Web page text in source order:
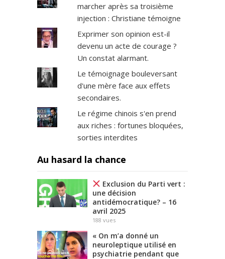
marcher après sa troisième
injection : Christiane témoigne
Exprimer son opinion est-il
devenu un acte de courage ?
Un constat alarmant.
Le témoignage bouleversant
d'une mère face aux effets
secondaires.
Le régime chinois s'en prend
aux riches : fortunes bloquées,
sorties interdites
Au hasard la chance
Exclusion du Parti vert :
une décision
antidémocratique? – 16
avril 2025
188 vues
« On m’a donné un
neuroleptique utilisé en
psychiatrie pendant que